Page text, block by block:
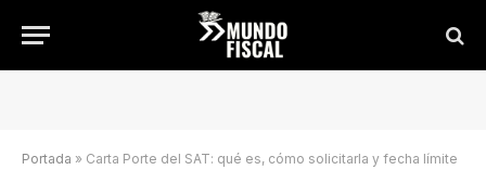
Portada » Carta Porte del SAT: qué es, cómo solicitarla y fecha límite